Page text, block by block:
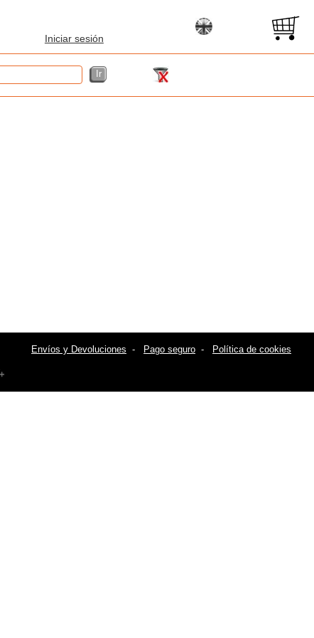
Iniciar sesión
Envíos y Devoluciones - Pago seguro - Política de cookies